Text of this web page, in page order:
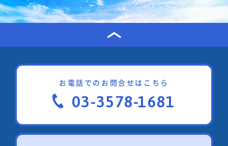
お電話でのお問合せはこちら
03-3578-1681